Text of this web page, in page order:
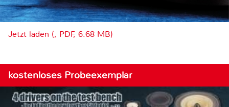
Jetzt laden (, PDF, 6.68 MB)
kostenloses Probeexemplar